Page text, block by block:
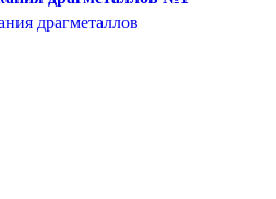
драгметаллов